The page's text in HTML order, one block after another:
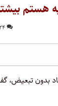
هستم
۲۴
بدون تبعیض،